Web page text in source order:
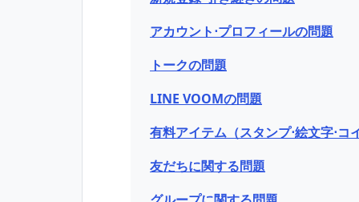
アカウント⋅プロフィールの問題
トークの問題
LINE VOOMの問題
有料アイテム（スタンプ⋅絵文字⋅コ
友だちに関する問題